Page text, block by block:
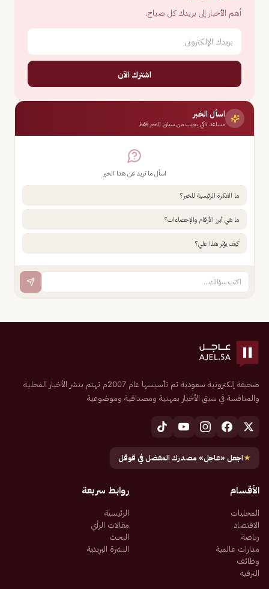
أهم الأخبار إلى بريدك كل صباح.
اشترك الآن
اسأل الخبر
مساعد ذكي يجيب من سياق الخبر فقط
اسأل ما تريد عن هذا الخبر
ما الفكرة الرئيسية للخبر؟
ما هي أبرز الأرقام والإحصاءات؟
كيف يؤثر هذا علي؟
صحيفة إلكترونية سعودية تم تأسيسها عام 2007م تهتم بنشر الأخبار المحلية
والمنافسة في سبق الأخبار بمهنية ومصداقية وموضوعية
★اجعل «عاجل» مصدرك المفضل في قوقل
الأقسام
المحليات
الاقتصاد
رياضة
مدارات عالمية
وظائف
الترفيه
روابط سريعة
الرئيسية
مقالات الرأي
البحث
النشرة البريدية